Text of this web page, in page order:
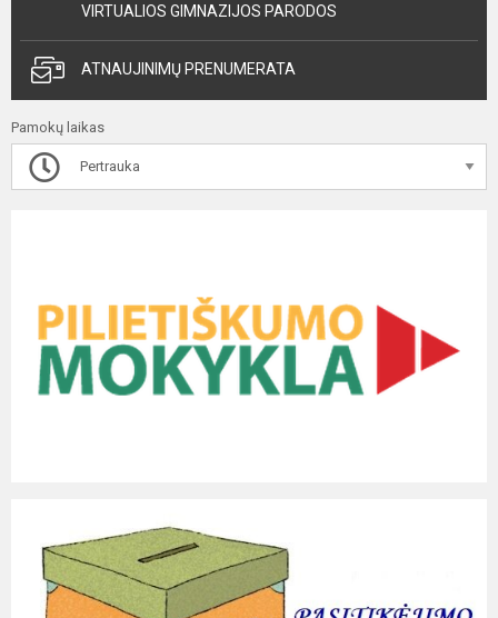
VIRTUALIOS GIMNAZIJOS PARODOS
ATNAUJINIMŲ PRENUMERATA
Pamokų laikas
Pertrauka